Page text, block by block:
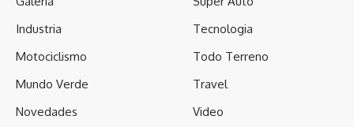
Industria
Motociclismo
Mundo Verde
Novedades
Tecnologia
Todo Terreno
Travel
Video